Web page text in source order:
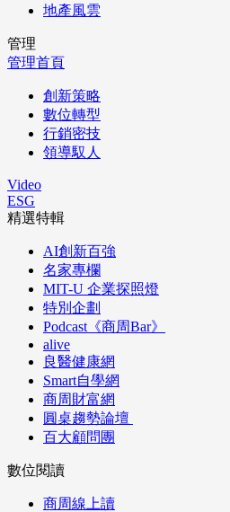
地產風雲
管理
管理首頁
創新策略
數位轉型
行銷密技
領導馭人
Video
ESG
精選特輯
AI創新百強
名家專欄
MIT-U 企業探照燈
特別企劃
Podcast《商周Bar》
alive
良醫健康網
Smart自學網
商周財富網
圓桌趨勢論壇
百大顧問團
數位閱讀
商周線上讀